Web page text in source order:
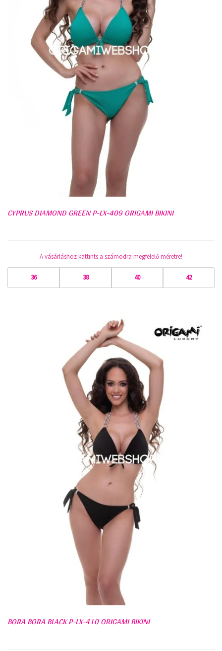
CYPRUS DIAMOND GREEN P-LX-409 ORIGAMI BIKINI
A vásárláshoz kattints a számodra megfelelő méretre!
36 38 40 42
BORA BORA BLACK P-LX-410 ORIGAMI BIKINI